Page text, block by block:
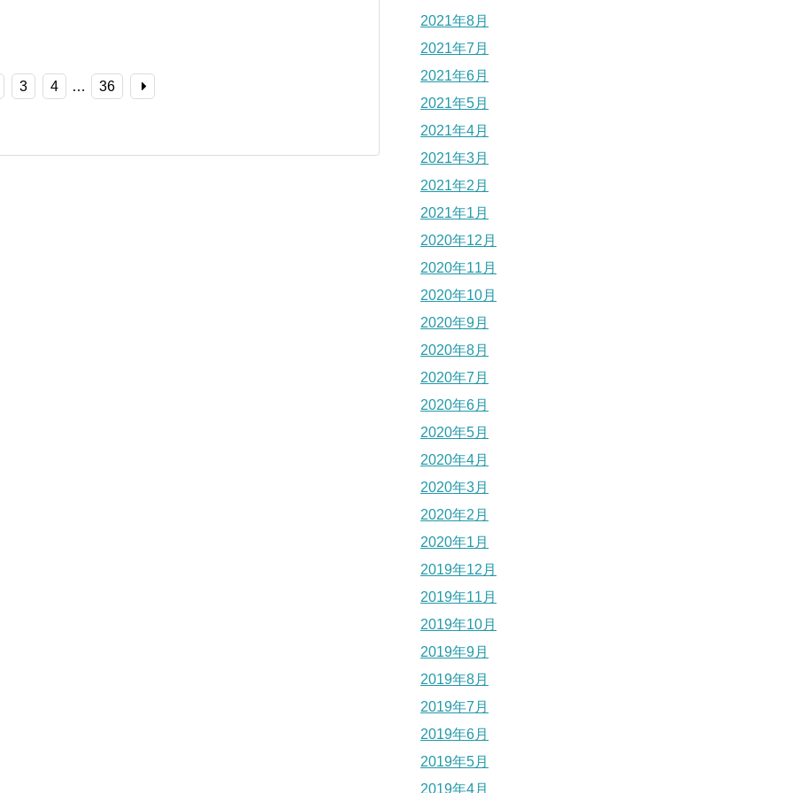
3 4 … 36
2021年8月
2021年7月
2021年6月
2021年5月
2021年4月
2021年3月
2021年2月
2021年1月
2020年12月
2020年11月
2020年10月
2020年9月
2020年8月
2020年7月
2020年6月
2020年5月
2020年4月
2020年3月
2020年2月
2020年1月
2019年12月
2019年11月
2019年10月
2019年9月
2019年8月
2019年7月
2019年6月
2019年5月
2019年4月